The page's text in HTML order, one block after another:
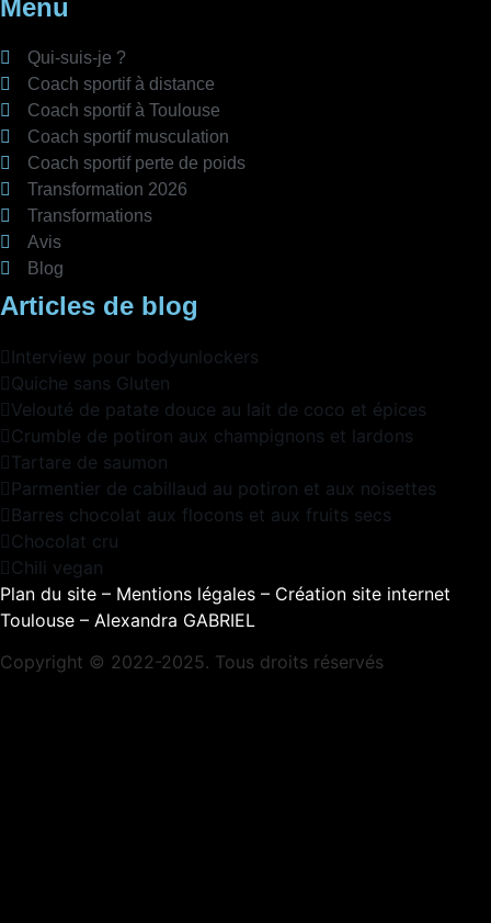
Menu
Qui-suis-je ?
Coach sportif à distance
Coach sportif à Toulouse
Coach sportif musculation
Coach sportif perte de poids
Transformation 2026
Transformations
Avis
Blog
Articles de blog
Interview pour bodyunlockers
Quiche sans Gluten
Velouté de patate douce au lait de coco et épices
Crumble de potiron aux champignons et lardons
Tartare de saumon
Parmentier de cabillaud au potiron et aux noisettes
Barres chocolat aux flocons et aux fruits secs
Chocolat cru
Chili vegan
Plan du site – Mentions légales – Création site internet
Toulouse – Alexandra GABRIEL
Copyright © 2022-2025. Tous droits réservés